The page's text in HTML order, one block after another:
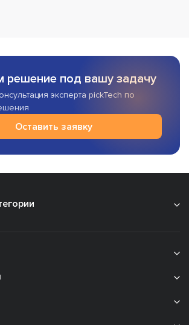
решение под вашу задачу
эксперта pickTech по
Оставить заявку